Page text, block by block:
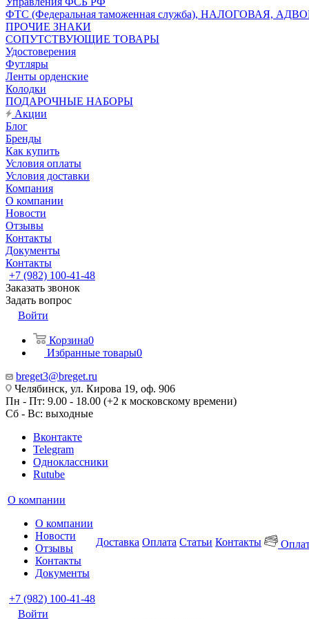
ФТС (Федеральная таможенная служба), НАЛОГОВАЯ,
ПРОЧИЕ ЗНАКИ
СОПУТСТВУЮЩИЕ ТОВАРЫ
Удостоверения
Футляры
Ленты орденские
Колодки
ПОДАРОЧНЫЕ НАБОРЫ
Акции
Блог
Бренды
Как купить
Условия оплаты
Условия доставки
Компания
О компании
Новости
Отзывы
Контакты
Документы
Контакты
+7 (982) 100-41-48
Заказать звонок
Задать вопрос
Войти
Корзина0
Избранные товары0
breget3@breget.ru
Челябинск, ул. Кирова 19, оф. 906
Пн - Пт: 9.00 - 18.00 (+2 к московскому времени)
Сб - Вс: выходные
Вконтакте
Telegram
Одноклассники
Rutube
О компании
О компании
Новости
Отзывы
Контакты
Документы
Доставка Оплата Статьи Контакты
+7 (982) 100-41-48
Войти